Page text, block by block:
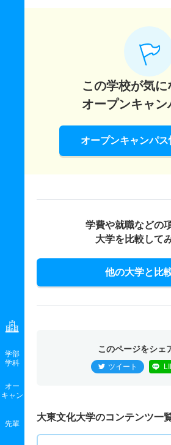
学部
学科
オー
キャン
先輩
この学校が気に
オープンキャン
オープンキャンパス
学費や就職などの
大学を比較して
他の大学と比
このページをシェ
ツイート
大東文化大学のコンテンツ一